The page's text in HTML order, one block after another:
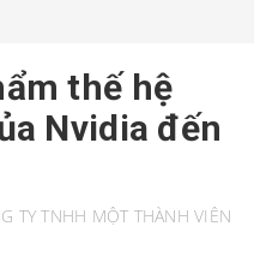
thế hệ
Nvidia đến
TY TNHH MỘT THÀNH VIÊN